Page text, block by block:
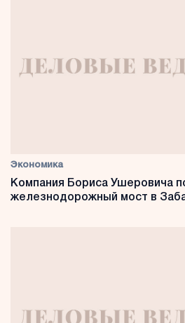
Экономика
Компания Бориса Ушеровича
железнодорожный мост в